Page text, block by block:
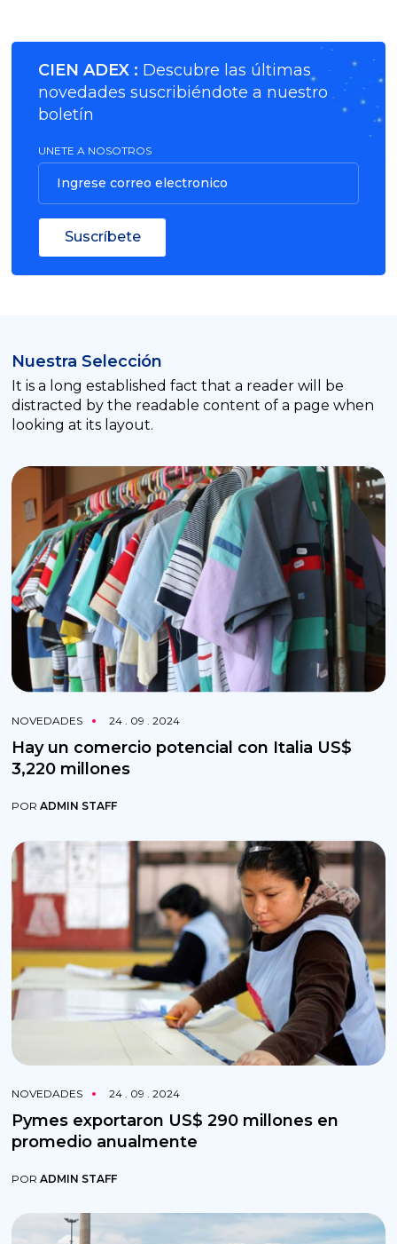
CIEN ADEX : Descubre las últimas
novedades suscribiéndote a nuestro
boletín
UNETE A NOSOTROS
Ingrese correo electronico
Suscríbete
Nuestra Selección
It is a long established fact that a reader will be
distracted by the readable content of a page when
looking at its layout.
NOVEDADES 24 . 09 . 2024
Hay un comercio potencial con Italia US$
3,220 millones
PORADMIN STAFF
NOVEDADES 24 . 09 . 2024
Pymes exportaron US$ 290 millones en
promedio anualmente
PORADMIN STAFF